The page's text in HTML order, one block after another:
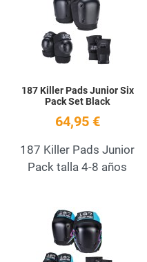
187 Killer Pads Junior Six
Pack Set Black
64,95 €
187 Killer Pads Junior
Pack talla 4-8 años